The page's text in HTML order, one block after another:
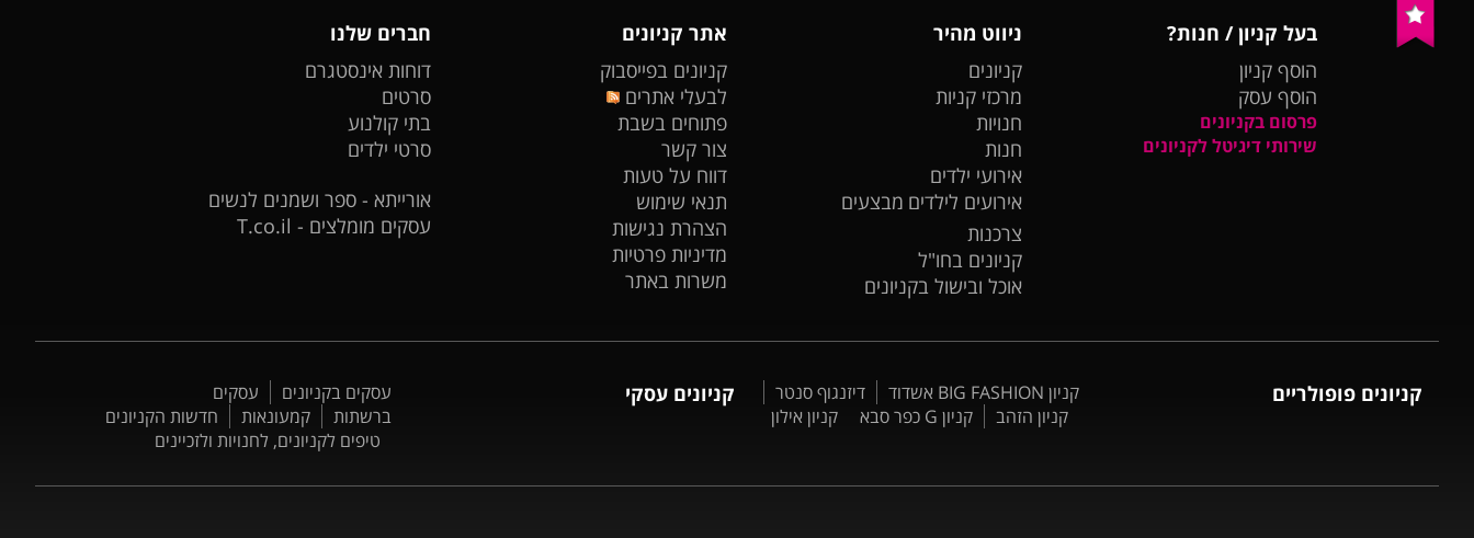
בעל קניון / חנות?
הוסף קניון
הוסף עסק
פרסום בקניונים
שירותי דיגיטל לקניונים
ניווט מהיר
קניונים
מרכזי קניות
חנויות
חנות
אירועי ילדים
אירועים לילדים מבצעים
צרכנות
קניונים בחו"ל
אוכל ובישול בקניונים
אתר קניונים
קניונים בפייסבוק
לבעלי אתרים
פתוחים בשבת
צור קשר
דווח על טעות
תנאי שימוש
הצהרת נגישות
מדיניות פרטיות
משרות באתר
חברים שלנו
דוחות אינסטגרם
סרטים
בתי קולנוע
סרטי ילדים
אורייתא - ספר ושמנים לנשים
עסקים מומלצים - T.co.il
קניונים פופולריים קניון BIG FASHION אשדוד
דיזנגוף סנטר
קניון הזהב
קניון G כפר סבא קניון אילון
קניונים עסקי עסקים בקניונים
עסקים
ברשתות
קמעונאות
חדשות הקניונים
טיפים לקניונים, לחנויות ולזכיינים